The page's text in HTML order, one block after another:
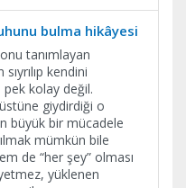
bulma hikâyesi
tanımlayan
kendini
kolay değil.
giydirdiği o
büyük bir mücadele
mümkün bile
de “her şey” olması
yüklenen